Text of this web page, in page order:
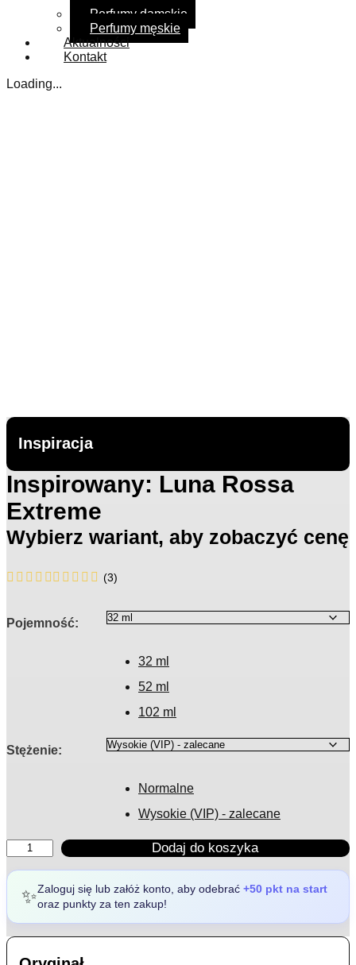
Perfumy damskie
Perfumy męskie
Aktualności
Kontakt
Loading...
Inspiracja
Inspirowany: Luna Rossa
Extreme
Wybierz wariant, aby zobaczyć cenę
(3)
Pojemność:
32 ml
52 ml
102 ml
Stężenie:
Normalne
Wysokie (VIP) - zalecane
ilość
Inspirowany:
Luna
Rossa
Extreme
Dodaj do koszyka
✨Zaloguj się lub załóż konto, aby odebrać +50 pkt na start
oraz punkty za ten zakup!